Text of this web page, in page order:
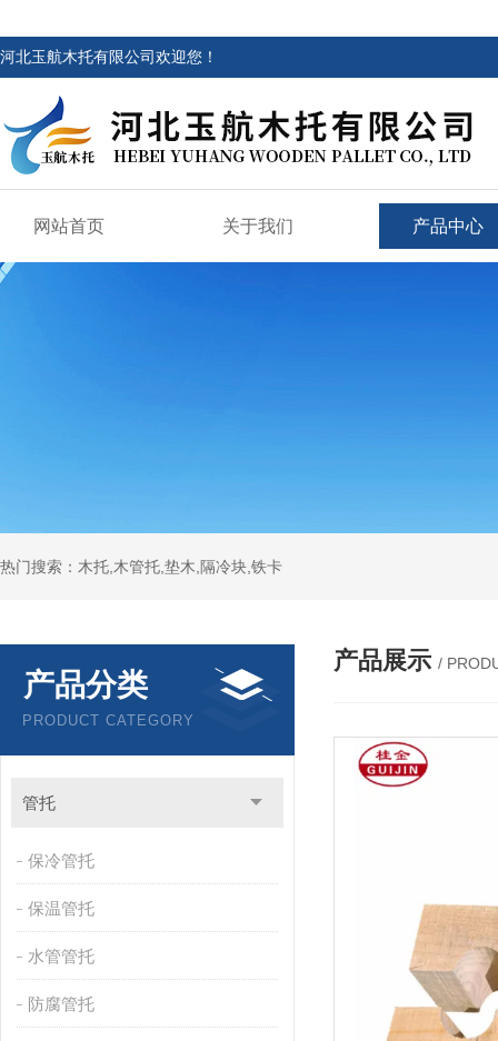
河北玉航木托有限公司欢迎您！
网站首页 关于我们 产品中心
热门搜索：木托,木管托,垫木,隔冷块,铁卡
产品分类
PRODUCT CATEGORY
管托
保冷管托
保温管托
水管管托
防腐管托
产品展示 /